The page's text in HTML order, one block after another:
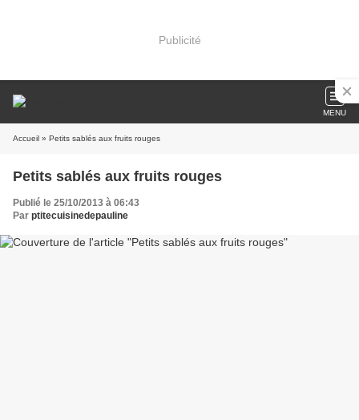
Publicité
MENU
Accueil » Petits sablés aux fruits rouges
Petits sablés aux fruits rouges
Publié le 25/10/2013 à 06:43
Par ptitecuisinedepauline